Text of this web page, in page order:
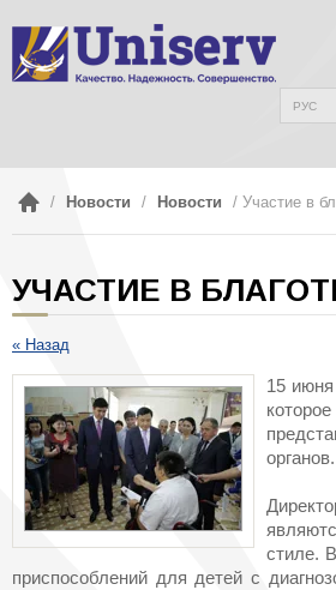
РУС
/ Новости / Новости / Участие в
УЧАСТИЕ В
« Назад
15 июня
органов.
стиле.
приспособлений для детей с